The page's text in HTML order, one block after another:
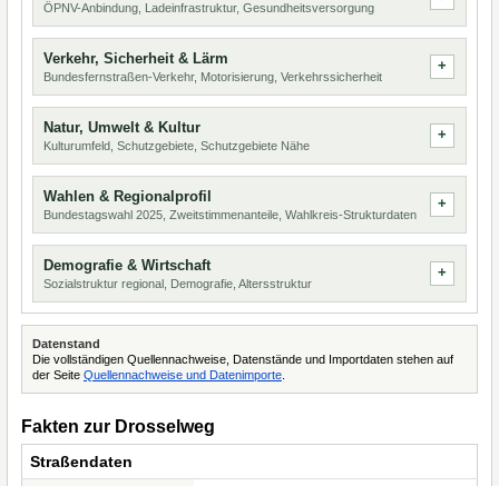
ÖPNV-Anbindung, Ladeinfrastruktur, Gesundheitsversorgung
Verkehr, Sicherheit & Lärm
Bundesfernstraßen-Verkehr, Motorisierung, Verkehrssicherheit
Natur, Umwelt & Kultur
Kulturumfeld, Schutzgebiete, Schutzgebiete Nähe
Wahlen & Regionalprofil
Bundestagswahl 2025, Zweitstimmenanteile, Wahlkreis-Strukturdaten
Demografie & Wirtschaft
Sozialstruktur regional, Demografie, Altersstruktur
Datenstand
Die vollständigen Quellennachweise, Datenstände und Importdaten stehen auf
der Seite Quellennachweise und Datenimporte
Fakten zur Drosselweg
Straßendaten